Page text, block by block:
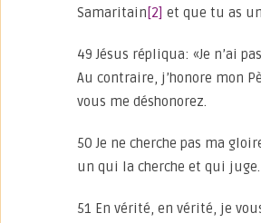
Samaritain [2] et que tu as
49 Jésus répliqua: «Je n’ai
Au contraire, j’honore mon
vous me déshonorez.
50 Je ne cherche pas ma
un qui la cherche et qui juge.
51 En vérité, en vérité, je